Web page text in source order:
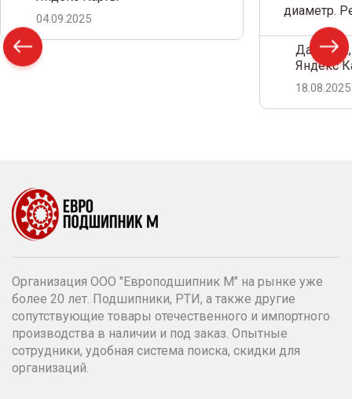
04.09.2025
диаметр.
Дамир
Яндекс
18.08.2025
Организация ООО "Европодшипник М" на рынке уже
более 20 лет. Подшипники, РТИ, а также другие
сопутствующие товары отечественного и импортного
производства в наличии и под заказ. Опытные
сотрудники, удобная система поиска, скидки для
организаций.